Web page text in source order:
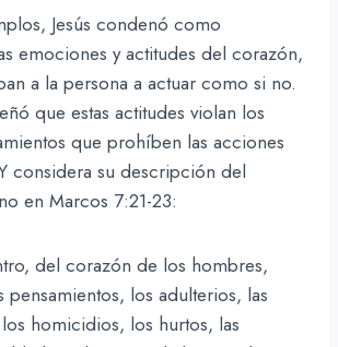
Jesús condenó como
emociones y actitudes del corazón,
a la persona a actuar como si no.
que estas actitudes violan los
que prohíben las acciones
considera su descripción del
en Marcos 7:21-23:
del corazón de los hombres,
pensamientos, los adulterios, las
homicidios, los hurtos, las